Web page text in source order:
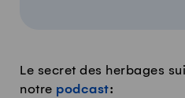
Le secret des herbages
notre podcast: